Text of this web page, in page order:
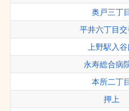
奥戸三丁
平井六丁目
上野駅入谷
永寿総合病
本所二丁
押上